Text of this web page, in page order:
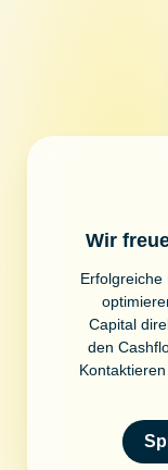
Wir
Capital
den